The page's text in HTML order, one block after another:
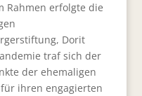
Rahmen erfolgte die
Dorit
traf sich der
der ehemaligen
ihren engagierten